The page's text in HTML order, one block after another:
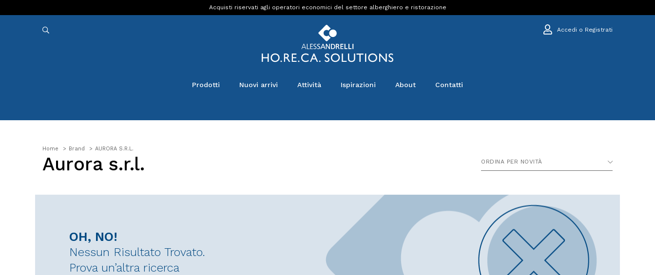
Acquisti riservati agli operatori economici del settore alberghiero e ristorazione
Accedi o Registrati
Prodotti Nuovi arrivi Attività Ispirazioni About Contatti
Home Brand AURORA S.R.L.
Aurora s.r.l. ORDINA PER NOVITÀ
OH, NO!
Nessun Risultato Trovato.
Prova un’altra ricerca